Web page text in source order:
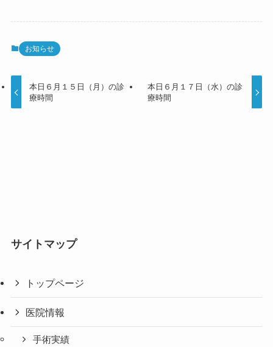
お知らせ
本日６月１５日（月）の診
療時間
本日６月１７日（水）の診
療時間
サイトマップ
トップページ
医院情報
手術実績